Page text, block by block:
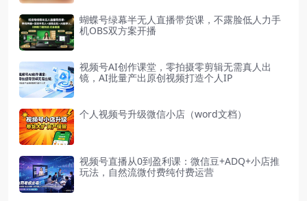
蝴蝶号绿幕半无人直播带货课，不露脸低人力手
机OBS双方案开播
视频号AI创作课堂，零拍摄零剪辑无需真人出
镜，AI批量产出原创视频打造个人IP
个人视频号升级微信小店（word文档）
视频号直播从0到盈利课：微信豆+ADQ+小店推
玩法，自然流微付费纯付费运营